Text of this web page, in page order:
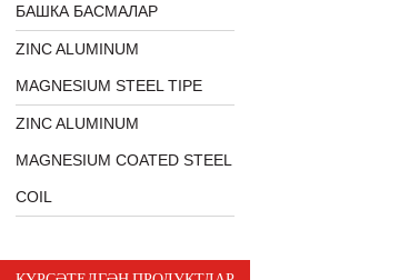
БАШКА БАСМАЛАР
ZINC ALUMINUM
MAGNESIUM STEEL TIPE
ZINC ALUMINUM
MAGNESIUM COATED STEEL
COIL